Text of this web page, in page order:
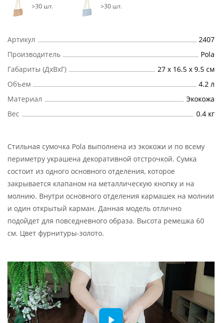
>30 шт. >30 шт.
Артикул
2407
Производитель
Pola
Габариты (ДхВхГ)
27 х 16.5 х 9.5 см
Объем
4.2 л
Материал
Экокожа
Вес
0.4 кг
Стильная сумочка Pola выполнена из экокожи и по всему
периметру украшена декоративной отстрочкой. Сумка
состоит из одного основного отделения, которое
закрывается клапаном на металлическую кнопку и на
молнию. Внутри основного отделения кармашек на молнии
и один открытый карман. Данная модель отлично
подойдет для повседневного образа. Высота ремешка 60
см. Цвет фурнитуры-золото.